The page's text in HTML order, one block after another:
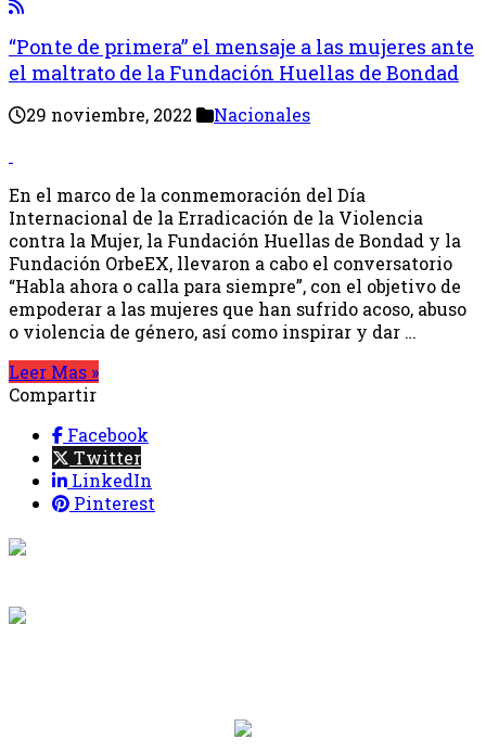
“Ponte de primera” el mensaje a las mujeres ante
el maltrato de la Fundación Huellas de Bondad
29 noviembre, 2022 Nacionales
En el marco de la conmemoración del Día
Internacional de la Erradicación de la Violencia
contra la Mujer, la Fundación Huellas de Bondad y la
Fundación OrbeEX, llevaron a cabo el conversatorio
“Habla ahora o calla para siempre”, con el objetivo de
empoderar a las mujeres que han sufrido acoso, abuso
o violencia de género, así como inspirar y dar …
Leer Mas »
Compartir
Facebook
Twitter
LinkedIn
Pinterest